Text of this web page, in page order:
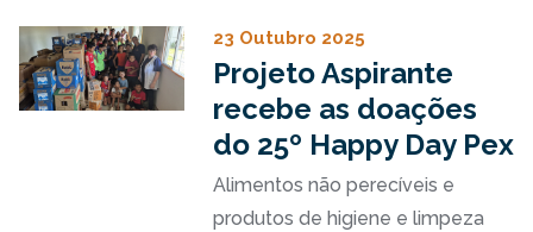
23 Outubro 2025
Projeto Aspirante
recebe as doações
do 25º Happy Day Pex
Alimentos não perecíveis e
produtos de higiene e limpeza